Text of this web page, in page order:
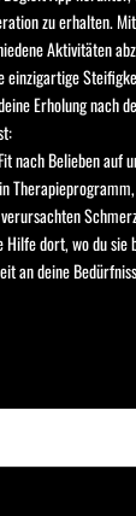
zu erhalten.
Aktivitäten
einzigartige
Erholung nach
nach Belieben auf
Hilfe dort, wo du sie
an deine